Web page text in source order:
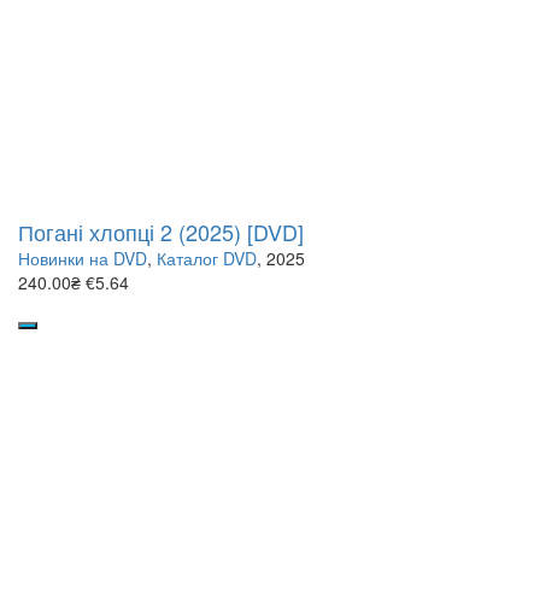
Погані хлопці 2 (2025) [DVD]
Новинки на DVD, Каталог DVD, 2025
240.00₴ €5.64